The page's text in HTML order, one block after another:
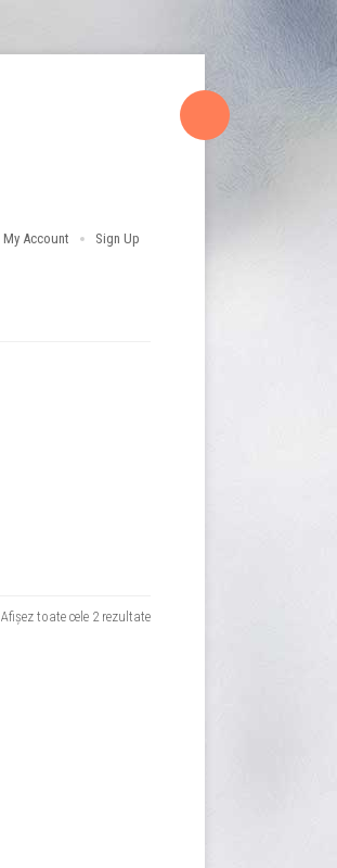
My Account Sign Up
Afișez toate cele 2 rezultateSortat